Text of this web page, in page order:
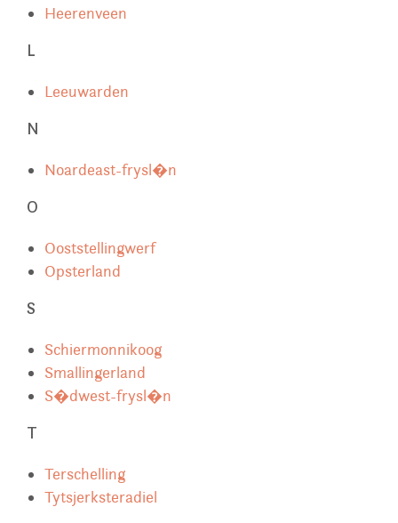
Heerenveen
L
Leeuwarden
N
Noardeast-frysl�n
O
Ooststellingwerf
Opsterland
S
Schiermonnikoog
Smallingerland
S�dwest-frysl�n
T
Terschelling
Tytsjerksteradiel